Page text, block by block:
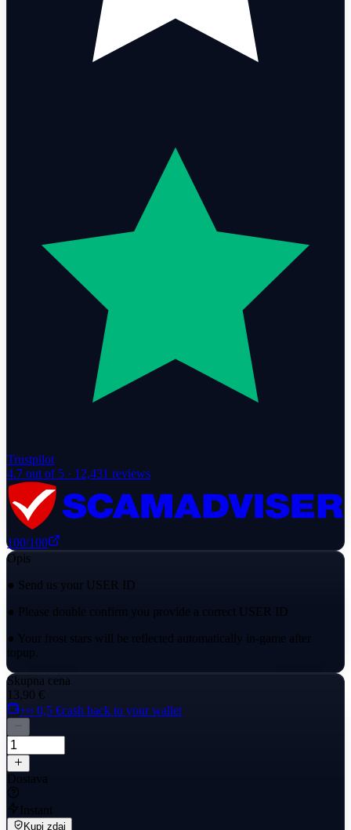
Trustpilot
4.7 out of 5 · 12,431 reviews
100/100
Opis
● Send us your USER ID
● Please double confirm you provide a correct USER ID
● Your frost stars will be reflected automatically in-game after
topup.
Skupna cena
13,90 €
+≈ 0,5 €cash back to your wallet
Dostava
Instant
Kupi zdaj